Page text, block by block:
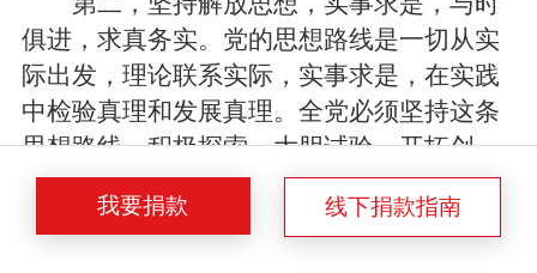
我要捐款 线下捐款指南
俱进，求真务实。党的思想路线是一切从实
际出发，理论联系实际，实事求是，在实践
中检验真理和发展真理。全党必须坚持这条
思想路线，积极探索，大胆试验，开拓创
新，创造性地开展工作，不断研究新情况，
总结新经验，解决新问题，在实践中丰富和